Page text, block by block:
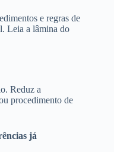
e regras de
Leia a lâmina do
Reduz a
procedimento de
já